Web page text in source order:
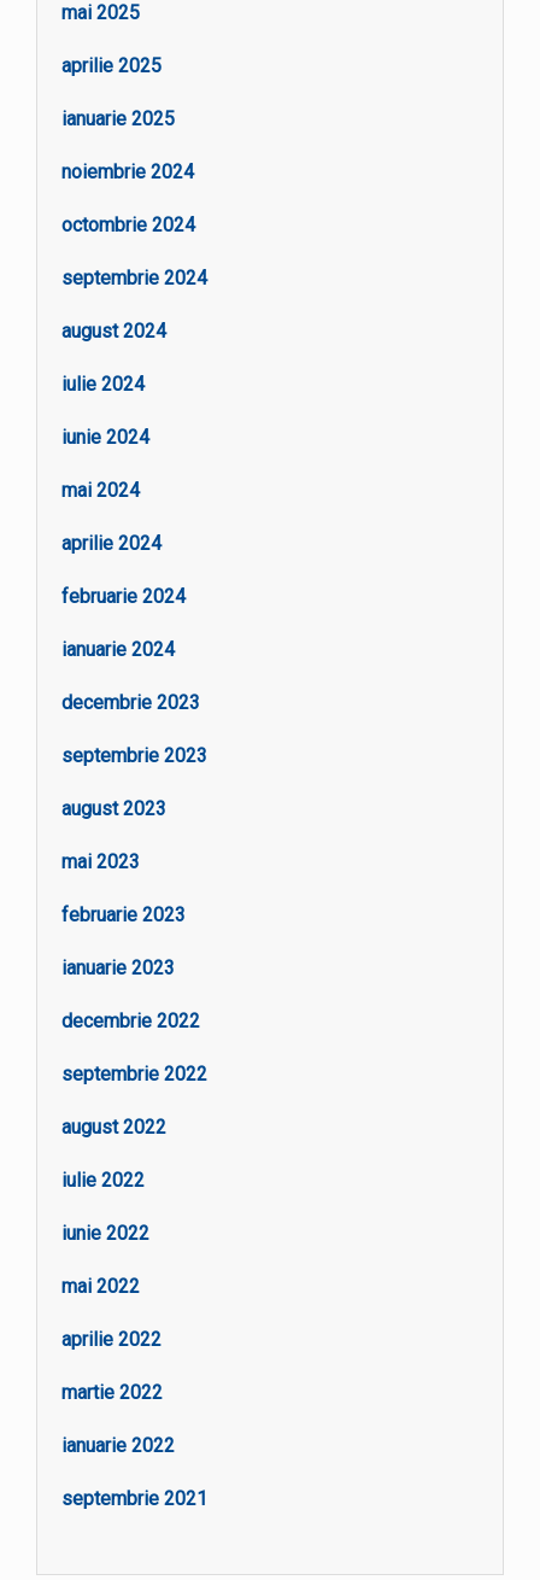
mai 2025
aprilie 2025
ianuarie 2025
noiembrie 2024
octombrie 2024
septembrie 2024
august 2024
iulie 2024
iunie 2024
mai 2024
aprilie 2024
februarie 2024
ianuarie 2024
decembrie 2023
septembrie 2023
august 2023
mai 2023
februarie 2023
ianuarie 2023
decembrie 2022
septembrie 2022
august 2022
iulie 2022
iunie 2022
mai 2022
aprilie 2022
martie 2022
ianuarie 2022
septembrie 2021